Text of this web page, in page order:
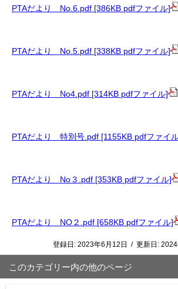
PTAだより No.6.pdf [386KB pdfファイル]
PTAだより No.5.pdf [338KB pdfファイル]
PTAだより No4.pdf [314KB pdfファイル]
PTAだより 特別号.pdf [1155KB pdfファイ
PTAだより No３.pdf [353KB pdfファイル]
PTAだより NO２.pdf [658KB pdfファイル]
登録日: 2023年6月12日 / 更新日: 2024
このカテゴリー内の他のページ